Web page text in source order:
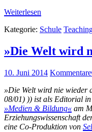
Weiterlesen
Kategorie: Schule
»Die Welt wird
10. Juni 2014 Kommentare
»Die Welt wird nie wieder
08/01) )) ist als Editorial
»Medien & Bildung« am
Erziehungswissenschaft
eine Co-Produktion von